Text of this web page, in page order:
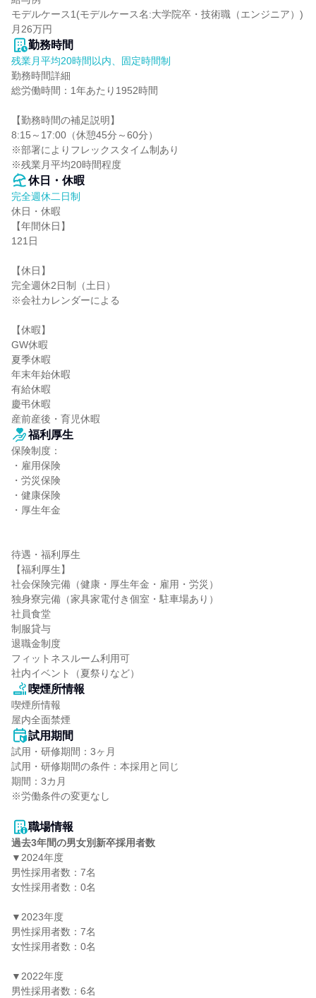
モデルケース1(モデルケース名:大学院卒・技術職（エンジニア）)
月26万円
勤務時間
残業月平均20時間以内、固定時間制
勤務時間詳細
総労働時間：1年あたり1952時間
【勤務時間の補足説明】
8:15～17:00（休憩45分～60分）
※部署によりフレックスタイム制あり
※残業月平均20時間程度
休日・休暇
完全週休二日制
休日・休暇
【年間休日】
121日
【休日】
完全週休2日制（土日）
※会社カレンダーによる
【休暇】
GW休暇
夏季休暇
年末年始休暇
有給休暇
慶弔休暇
産前産後・育児休暇
福利厚生
保険制度：
・雇用保険
・労災保険
・健康保険
・厚生年金
待遇・福利厚生
【福利厚生】
社会保険完備（健康・厚生年金・雇用・労災）
独身寮完備（家具家電付き個室・駐車場あり）
社員食堂
制服貸与
退職金制度
フィットネスルーム利用可
社内イベント（夏祭りなど）
喫煙所情報
喫煙所情報
屋内全面禁煙
試用期間
試用・研修期間：3ヶ月
試用・研修期間の条件：本採用と同じ
期間：3カ月
※労働条件の変更なし
職場情報
過去3年間の男女別新卒採用者数
▼2024年度
男性採用者数：7名
女性採用者数：0名
▼2023年度
男性採用者数：7名
女性採用者数：0名
▼2022年度
男性採用者数：6名